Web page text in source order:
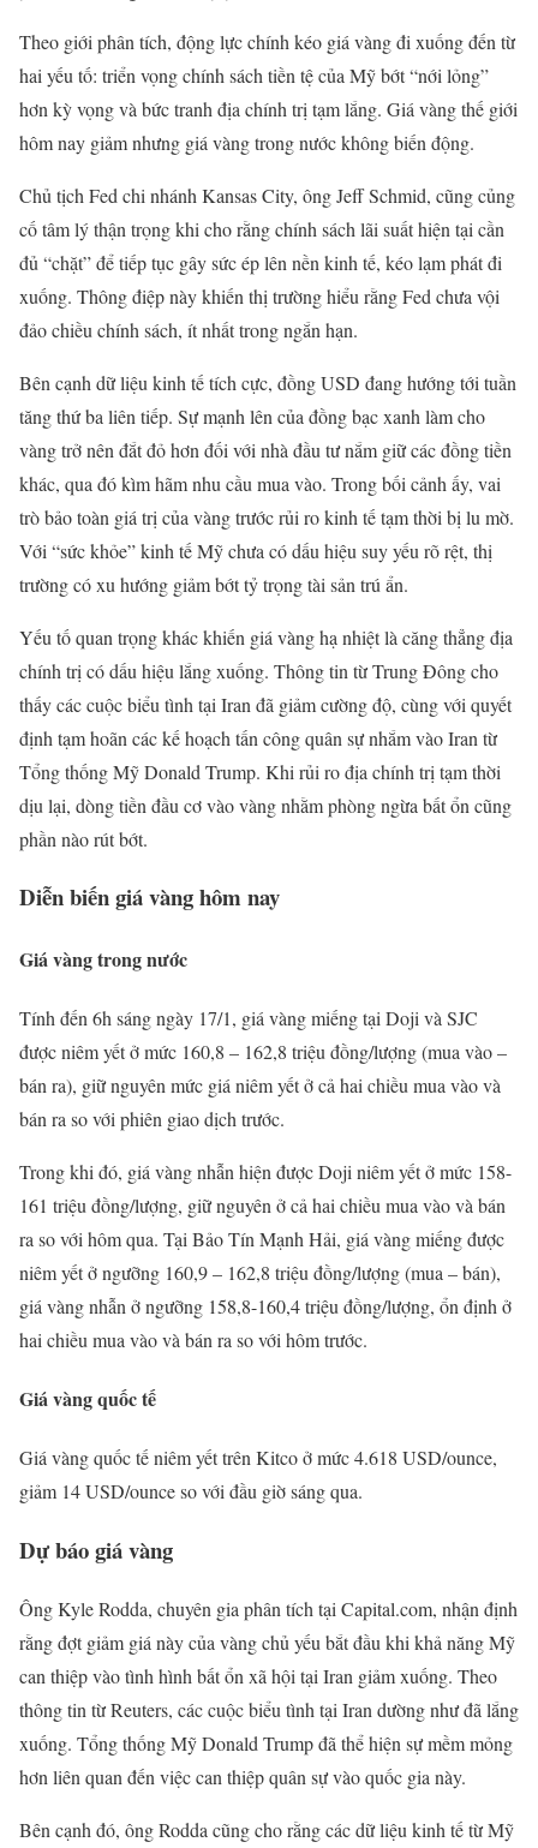
Theo giới phân tích, động lực chính kéo giá vàng đi xuống đến từ
hai yếu tố: triển vọng chính sách tiền tệ của Mỹ bớt “nới lỏng”
hơn kỳ vọng và bức tranh địa chính trị tạm lắng. Giá vàng thế giới
hôm nay giảm nhưng giá vàng trong nước không biến động.
Chủ tịch Fed chi nhánh Kansas City, ông Jeff Schmid, cũng củng
cố tâm lý thận trọng khi cho rằng chính sách lãi suất hiện tại cần
đủ “chặt” để tiếp tục gây sức ép lên nền kinh tế, kéo lạm phát đi
xuống. Thông điệp này khiến thị trường hiểu rằng Fed chưa vội
đảo chiều chính sách, ít nhất trong ngắn hạn.
Bên cạnh dữ liệu kinh tế tích cực, đồng USD đang hướng tới tuần
tăng thứ ba liên tiếp. Sự mạnh lên của đồng bạc xanh làm cho
vàng trở nên đắt đỏ hơn đối với nhà đầu tư nắm giữ các đồng tiền
khác, qua đó kìm hãm nhu cầu mua vào. Trong bối cảnh ấy, vai
trò bảo toàn giá trị của vàng trước rủi ro kinh tế tạm thời bị lu mờ.
Với “sức khỏe” kinh tế Mỹ chưa có dấu hiệu suy yếu rõ rệt, thị
trường có xu hướng giảm bớt tỷ trọng tài sản trú ẩn.
Yếu tố quan trọng khác khiến giá vàng hạ nhiệt là căng thẳng địa
chính trị có dấu hiệu lắng xuống. Thông tin từ Trung Đông cho
thấy các cuộc biểu tình tại Iran đã giảm cường độ, cùng với quyết
định tạm hoãn các kế hoạch tấn công quân sự nhắm vào Iran từ
Tổng thống Mỹ Donald Trump. Khi rủi ro địa chính trị tạm thời
dịu lại, dòng tiền đầu cơ vào vàng nhằm phòng ngừa bất ổn cũng
phần nào rút bớt.
Diễn biến giá vàng hôm nay
Giá vàng trong nước
Tính đến 6h sáng ngày 17/1, giá vàng miếng tại Doji và SJC
được niêm yết ở mức 160,8 – 162,8 triệu đồng/lượng (mua vào –
bán ra), giữ nguyên mức giá niêm yết ở cả hai chiều mua vào và
bán ra so với phiên giao dịch trước.
Trong khi đó, giá vàng nhẫn hiện được Doji niêm yết ở mức 158-
161 triệu đồng/lượng, giữ nguyên ở cả hai chiều mua vào và bán
ra so với hôm qua. Tại Bảo Tín Mạnh Hải, giá vàng miếng được
niêm yết ở ngưỡng 160,9 – 162,8 triệu đồng/lượng (mua – bán),
giá vàng nhẫn ở ngưỡng 158,8-160,4 triệu đồng/lượng, ổn định ở
hai chiều mua vào và bán ra so với hôm trước.
Giá vàng quốc tế
Giá vàng quốc tế niêm yết trên Kitco ở mức 4.618 USD/ounce,
giảm 14 USD/ounce so với đầu giờ sáng qua.
Dự báo giá vàng
Ông Kyle Rodda, chuyên gia phân tích tại Capital.com, nhận định
rằng đợt giảm giá này của vàng chủ yếu bắt đầu khi khả năng Mỹ
can thiệp vào tình hình bất ổn xã hội tại Iran giảm xuống. Theo
thông tin từ Reuters, các cuộc biểu tình tại Iran dường như đã lắng
xuống. Tổng thống Mỹ Donald Trump đã thể hiện sự mềm mỏng
hơn liên quan đến việc can thiệp quân sự vào quốc gia này.
Bên cạnh đó, ông Rodda cũng cho rằng các dữ liệu kinh tế từ Mỹ